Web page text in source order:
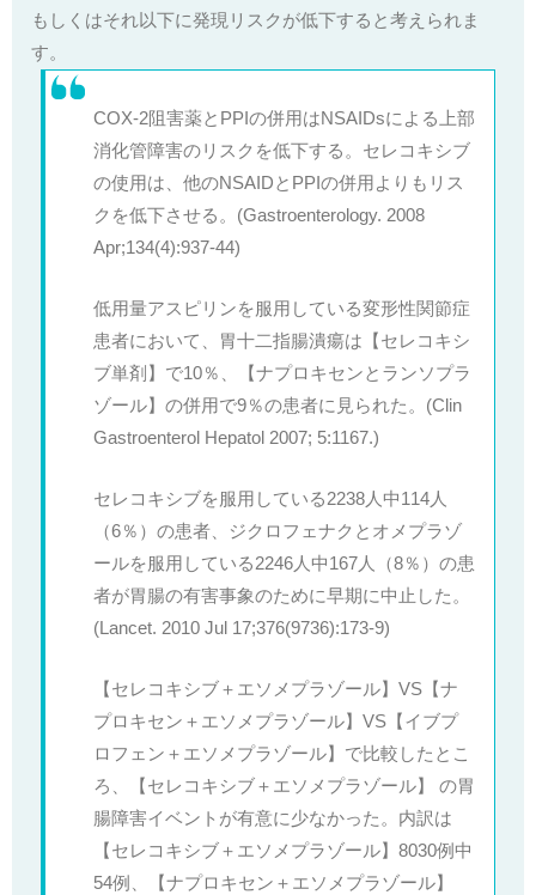
もしくはそれ以下に発現リスクが低下すると考えられま
す。
COX-2阻害薬とPPIの併用はNSAIDsによる上部
消化管障害のリスクを低下する。セレコキシブ
の使用は、他のNSAIDとPPIの併用よりもリス
クを低下させる。(Gastroenterology. 2008
Apr;134(4):937-44)
低用量アスピリンを服用している変形性関節症
患者において、胃十二指腸潰瘍は【セレコキシ
ブ単剤】で10％、【ナプロキセンとランソプラ
ゾール】の併用で9％の患者に見られた。(Clin
Gastroenterol Hepatol 2007; 5:1167.)
セレコキシブを服用している2238人中114人
（6％）の患者、ジクロフェナクとオメプラゾ
ールを服用している2246人中167人（8％）の患
者が胃腸の有害事象のために早期に中止した。
(Lancet. 2010 Jul 17;376(9736):173-9)
【セレコキシブ＋エソメプラゾール】VS【ナ
プロキセン＋エソメプラゾール】VS【イブプ
ロフェン＋エソメプラゾール】で比較したとこ
ろ、【セレコキシブ＋エソメプラゾール】 の胃
腸障害イベントが有意に少なかった。内訳は
【セレコキシブ＋エソメプラゾール】8030例中
54例、【ナプロキセン＋エソメプラゾール】